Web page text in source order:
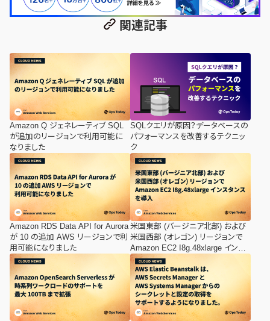
関連記事
Amazon Q ジェネレーティブ SQL
が追加のリージョンで利用可能に
なりました
SQLクエリが原因？データベースの
パフォーマンスを改善するテクニッ
ク
Amazon RDS Data API for Aurora
が 10 の追加 AWS リージョンで利
用可能になりました
米国東部 (バージニア北部) および
米国西部 (オレゴン) リージョンで
Amazon EC2 I8g.48xlarge インス
タンスを導入